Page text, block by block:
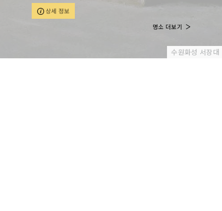
수원화성 서장대
이빙 교육도 받을 수 있다. 교육, 투어, 장비 구매 등 다이
빙에 관한 모든 서비스를 한 곳에서 해결 가능하다.
상세 정보
명소 더보기